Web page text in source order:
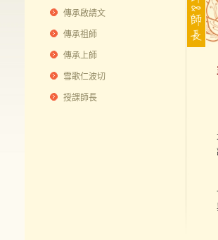
傳承啟請文
傳承祖師
傳承上師
雪歌仁波切
授課師長